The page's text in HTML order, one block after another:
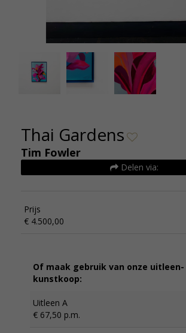
(2)
Thai Gardens
Tim Fowler
Delen via:
Prijs
€ 4.500,00
Of maak gebruik van onze
kunstkoop:
Uitleen A
€ 67,50 p.m.